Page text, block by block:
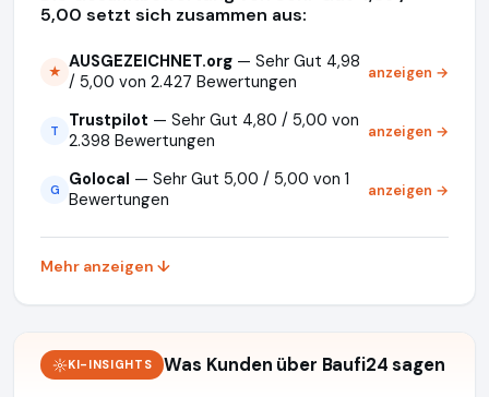
5,00 setzt sich zusammen aus:
★ AUSGEZEICHNET.org — Sehr Gut 4,98
/ 5,00 von 2.427 Bewertungen
anzeigen →
T Trustpilot — Sehr Gut 4,80 / 5,00 von
2.398 Bewertungen
anzeigen →
G Golocal — Sehr Gut 5,00 / 5,00 von 1
Bewertungen
anzeigen →
Mehr anzeigen ↓
KI-INSIGHTS Was Kunden über Baufi24 sagen